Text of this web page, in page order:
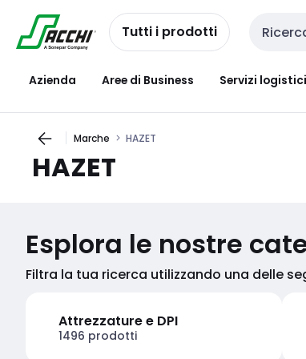
navigazione
Salta al
contenutoTutti i prodotti Cerca
Azienda Aree di Business Servizi logistici
Marche HAZET
HAZET
Esplora le nostre
Filtra la tua ricerca utilizzando una delle
Attrezzature e DPI
1496 prodotti